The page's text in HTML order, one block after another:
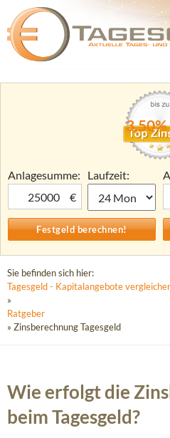
Zum
3,50%
Anlagesumme:
€
Laufzeit:
Sie befinden sich hier:
Tagesgeld - Kapitalangebote
»
Ratgeber
» Zinsberechnung Tagesgeld
Wie erfolgt die
beim Tagesgeld?